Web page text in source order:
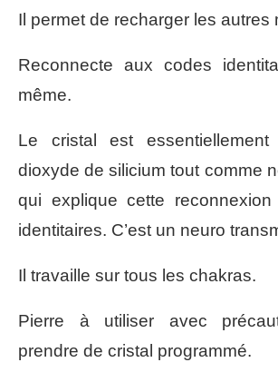
Il permet de recharger les autres
Reconnecte aux codes
même.
Le cristal est
dioxyde de silicium tout comme
qui explique cette
identitaires. C’est un neuro
Il travaille sur tous les chakras.
Pierre à utiliser avec
prendre de cristal programmé.